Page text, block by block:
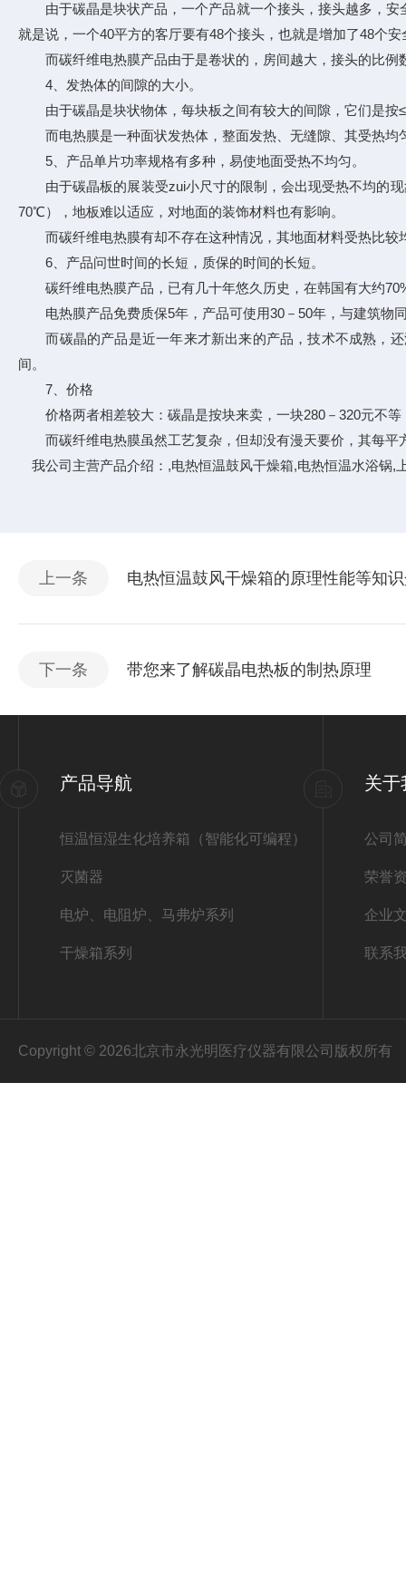
由于碳晶是块状产品，一个产品就一个接头，接头越多，安
就是说，一个40平方的客厅要有48个接头，也就是增加了48个安
而碳纤维电热膜产品由于是卷状的，房间越大，接头的比例
4、发热体的间隙的大小。
由于碳晶是块状物体，每块板之间有较大的间隙，它们是按
而电热膜是一种面状发热体，整面发热、无缝隙、其受热均
5、产品单片功率规格有多种，易使地面受热不均匀。
由于碳晶板的展装受zui小尺寸的限制，会出现受热不均的现
70℃），地板难以适应，对地面的装饰材料也有影响。
而碳纤维电热膜有却不存在这种情况，其地面材料受热比较
6、产品问世时间的长短，质保的时间的长短。
碳纤维电热膜产品，已有几十年悠久历史，在韩国有大约
电热膜产品免费质保5年，产品可使用30－50年，与建筑物
而碳晶的产品是近一年来才新出来的产品，技术不成熟，还
间。
7、价格
价格两者相差较大：碳晶是按块来卖，一块280－320元不等
而碳纤维电热膜虽然工艺复杂，但却没有漫天要价，其每平
我公司主营产品介绍：,电热恒温鼓风干燥箱,电热恒温水浴锅,
上一条 电热恒温鼓风干燥箱的原理性能等知
下一条 带您来了解碳晶电热板的制热原理
产品导航
恒温恒湿生化培养箱（智能化可编程）
灭菌器
电炉、电阻炉、马弗炉系列
干燥箱系列
关于
公司
荣誉
企业
联系
Copyright © 2026北京市永光明医疗仪器有限公司版权所有